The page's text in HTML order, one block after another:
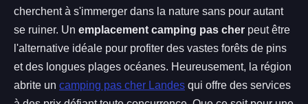
cherchent à s'immerger dans la nature sans pour autant
se ruiner. Un emplacement camping pas cher peut être
l'alternative idéale pour profiter des vastes forêts de pins
et des longues plages océanes. Heureusement, la région
abrite un camping pas cher Landes qui offre des services